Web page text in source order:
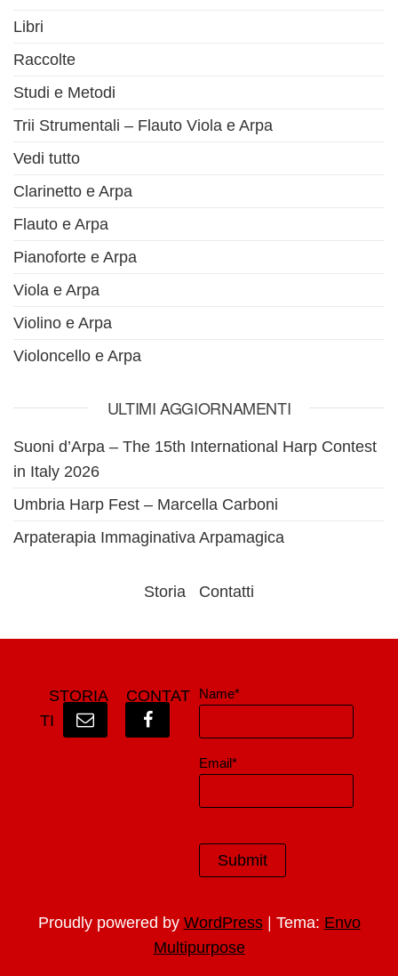
Libri
Raccolte
Studi e Metodi
Trii Strumentali – Flauto Viola e Arpa
Vedi tutto
Clarinetto e Arpa
Flauto e Arpa
Pianoforte e Arpa
Viola e Arpa
Violino e Arpa
Violoncello e Arpa
ULTIMI AGGIORNAMENTI
Suoni d’Arpa – The 15th International Harp Contest
in Italy 2026
Umbria Harp Fest – Marcella Carboni
Arpaterapia Immaginativa Arpamagica
Storia Contatti
STORIA
CONTAT
TI
Name*
Email*
Proudly powered by WordPress | Tema: Envo
Multipurpose